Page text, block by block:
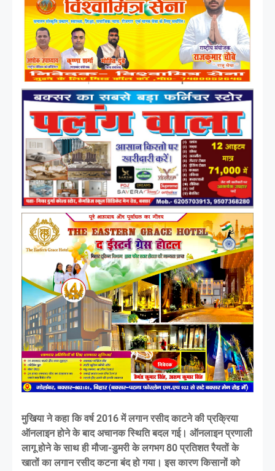
मुखिया ने कहा कि वर्ष 2016 में लगान रसीद काटने की प्रक्रिया
ऑनलाइन होने के बाद अचानक स्थिति बदल गई। ऑनलाइन प्रणाली
लागू होने के साथ ही मौजा-डुमरी के लगभग 80 प्रतिशत रैयतों के
खातों का लगान रसीद कटना बंद हो गया। इस कारण किसानों को